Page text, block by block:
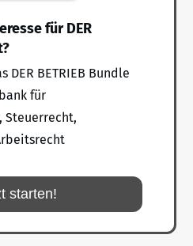
für DER
DER BETRIEB Bundle
für
Steuerrecht,
starten!